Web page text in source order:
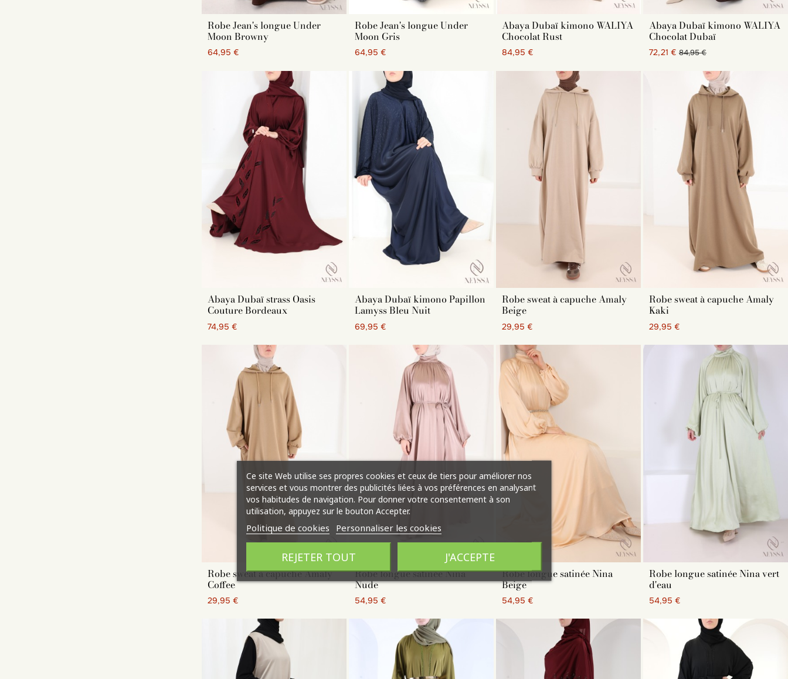
Robe Jean's longue Under
Moon Browny
64,95 €
Robe Jean's longue Under
Moon Gris
64,95 €
Abaya Dubaï kimono WALIYA
Chocolat Rust
84,95 €
Abaya Dubaï kimono WALIYA
Chocolat Dubaï
72,21 €84,95 €
Abaya Dubaï strass Oasis
Couture Bordeaux
74,95 €
Abaya Dubaï kimono Papillon
Lamyss Bleu Nuit
69,95 €
Robe sweat à capuche Amaly
Beige
29,95 €
Robe sweat à capuche Amaly
Kaki
29,95 €
Robe sweat à capuche Amaly
Coffee
29,95 €
Robe longue satinée Nina
Nude
54,95 €
Robe longue satinée Nina
Beige
54,95 €
Robe longue satinée Nina vert
d'eau
54,95 €
Ce site Web utilise ses propres cookies et ceux de tiers pour améliorer nos
services et vous montrer des publicités liées à vos préférences en analysant
vos habitudes de navigation. Pour donner votre consentement à son
utilisation, appuyez sur le bouton Accepter.
Politique de cookies Personnaliser les cookies
REJETER TOUT J'ACCEPTE